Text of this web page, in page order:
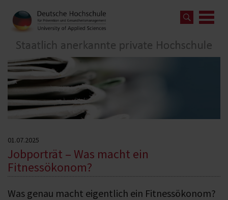
01.07.2025
Jobporträt – Was macht ein
Fitnessökonom?
Was genau macht eigentlich ein Fitnessökonom?